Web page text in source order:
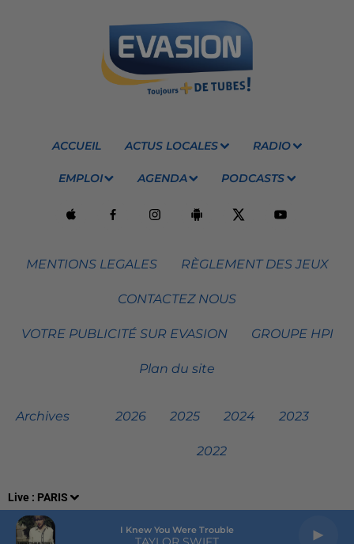
Live : PARIS
I Knew You Were Trouble
ACCUEIL ACTUS LOCALES RADIO
EMPLOI AGENDA PODCASTS
MENTIONS LEGALES RÈGLEMENT DES JEUX
CONTACTEZ NOUS
VOTRE PUBLICITÉ SUR EVASION GROUPE HPI
Plan du site
Archives 2026 2025 2024 2023
2022